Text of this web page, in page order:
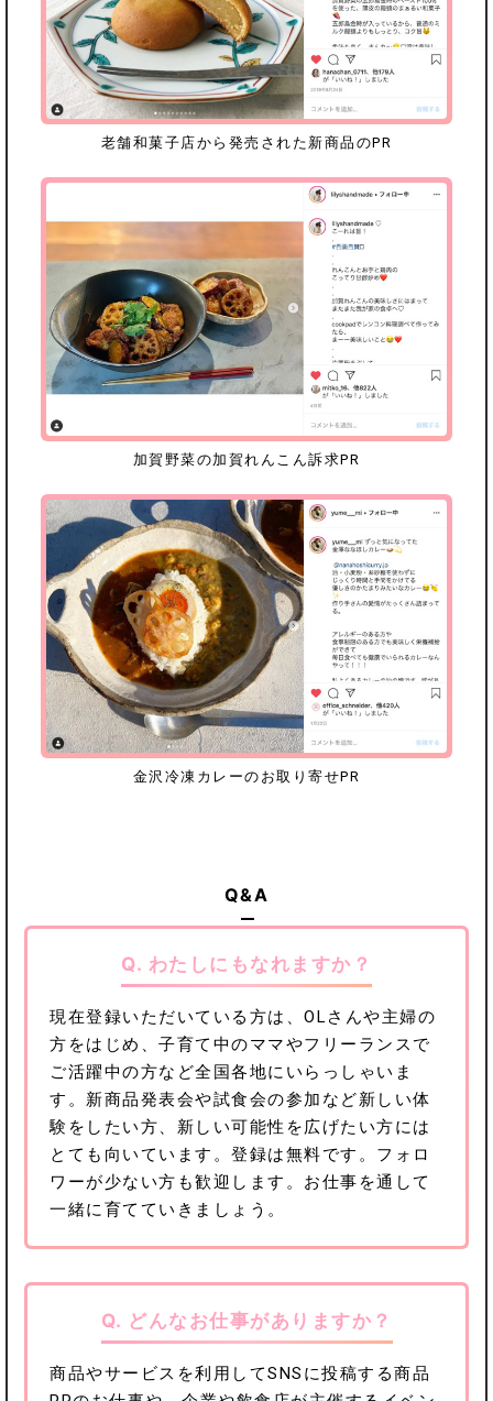
老舗和菓子店から発売された 新商品のPR
加賀野菜の加賀れんこん訴求PR
金沢冷凍カレーの お取り寄せPR
Q&A
Q. わたしにもなれますか？
現在登録いただいている方は、OLさんや主婦の
方をはじめ、子育て中のママやフリーランスで
ご活躍中の方など全国各地にいらっしゃいま
す。新商品発表会や試食会の参加など新しい体
験をしたい方、新しい可能性を広げたい方には
とても向いています。登録は無料です。フォロ
ワーが少ない方も歓迎します。お仕事を通して
一緒に育てていきましょう。
Q. どんなお仕事がありますか？
商品やサービスを利用してSNSに投稿する商品